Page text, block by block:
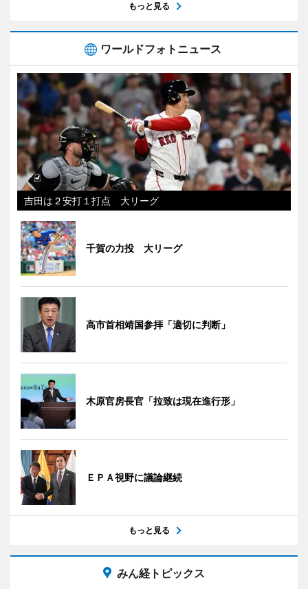
もっと見る
ワールドフォトニュース
吉田は２安打１打点 大リーグ
千賀の力投 大リーグ
高市首相靖国参拝「適切に判断」
木原官房長官「拉致は現在進行形」
ＥＰＡ視野に議論継続
もっと見る
みん経トピックス